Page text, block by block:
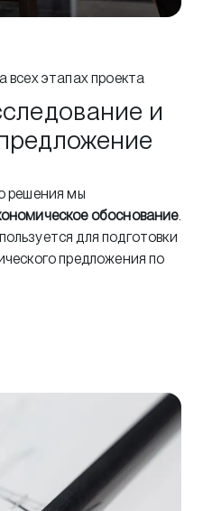
всех этапах проекта
и
решения мы
обоснование.
для подготовки
предложения по